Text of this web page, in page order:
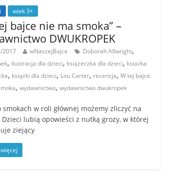
wiek 3+
bajce nie ma smoka” –
DWUKROPEK
2017 wNaszejBajce Doborah Allwright,
, ilustracja dla dzieci, książeczka dla dzieci, ksiażka
, książki dla dzieci, Lou Carter, recenzja, W tej bajce
, wydawnictwo, wydawnictwo dwukropek
smokach w roli głównej możemy zliczyć na
Dzieci lubią opowieści z nutką grozy, w której
ziejący